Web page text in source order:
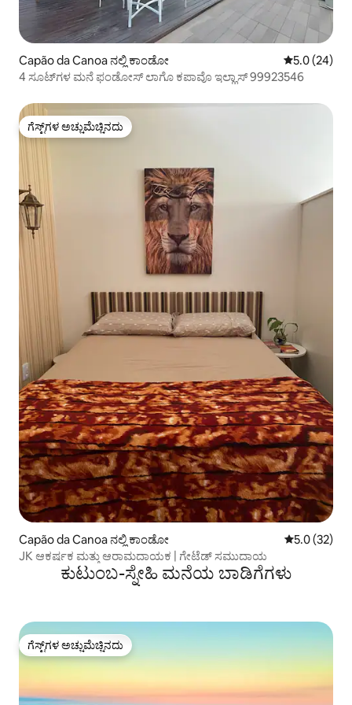
Capão da Canoa ನಲ್ಲಿ ಕಾಂಡೋ 5 ರಲ್ಲಿ 5.0
5.0 (24)
4 ಸೂಟ್‌ಗಳ ಮನೆ ಫಂಡೋಸ್ ಲಾಗೊ ಕಪಾವೊ ಇಲ್ಹಾಸ್ 99923546
ಗೆಸ್ಟ್‌ಗಳ ಅಚ್ಚುಮೆಚ್ಚಿನದು
ಗೆಸ್ಟ್‌ಗಳ ಅಚ್ಚುಮೆಚ್ಚಿನದು
Capão da Canoa ನಲ್ಲಿ ಕಾಂಡೋ 5 ರಲ್ಲಿ 5.0
5.0 (32)
JK ಆಕರ್ಷಕ ಮತ್ತು ಆರಾಮದಾಯಕ | ಗೇಟೆಡ್ ಸಮುದಾಯ
ಕುಟುಂಬ-ಸ್ನೇಹಿ ಮನೆಯ ಬಾಡಿಗೆಗಳು
ಗೆಸ್ಟ್‌ಗಳ ಅಚ್ಚುಮೆಚ್ಚಿನದು
ಗೆಸ್ಟ್‌ಗಳ ಅಚ್ಚುಮೆಚ್ಚಿನದು